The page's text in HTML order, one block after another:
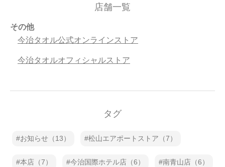
店舗一覧
その他
今治タオル公式オンラインストア
今治タオルオフィシャルストア
タグ
お知らせ（13） 松山エアポートストア（7）
本店（7） 今治国際ホテル店（6） 南青山店（6）